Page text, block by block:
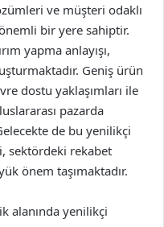
ve müşteri odaklı
bir yere sahiptir.
yapma anlayışı,
Geniş ürün
dostu yaklaşımları ile
pazarda
de bu yenilikçi
sektördeki rekabet
önem taşımaktadır.
alanında yenilikçi